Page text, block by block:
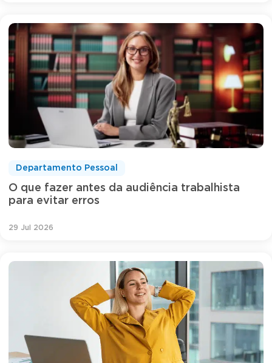
O que fazer antes da audiência trabalhista
para evitar erros
Departamento Pessoal
29 Jul 2026